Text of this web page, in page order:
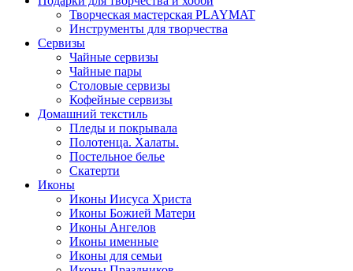
Творческая мастерская PLAYMAT
Инструменты для творчества
Cервизы
Чайные сервизы
Чайные пары
Столовые сервизы
Кофейные сервизы
Домашний текстиль
Пледы и покрывала
Полотенца. Халаты.
Постельное белье
Скатерти
Иконы
Иконы Иисуса Христа
Иконы Божией Матери
Иконы Ангелов
Иконы именные
Иконы для семьи